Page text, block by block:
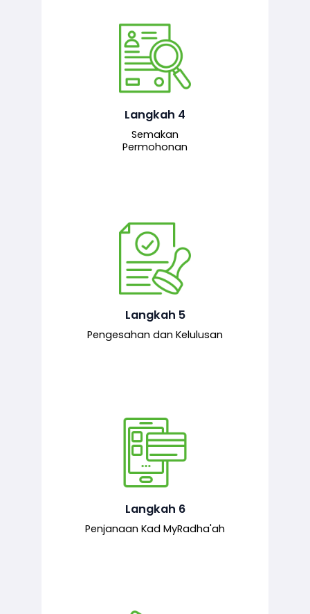
Langkah 4
Semakan
Permohonan
Pegawai penyemak menyemak
maklumat yang dikemukakan. Jika
semua maklumat adalah lengkap dan
kepada pegawai pelulus untuk
tindakan seterusnya.
Langkah 5
Pengesahan dan Kelulusan
Pegawai pelulus menilai permohonan
dan memberi pengesahan serta
kelulusan akhir sekiranya semuanya
mematuhi syarat ditetapkan.
Langkah 6
Penjanaan Kad MyRadha'ah
Setelah permohonan diluluskan, kad
MyRadha’ah akan dijana.